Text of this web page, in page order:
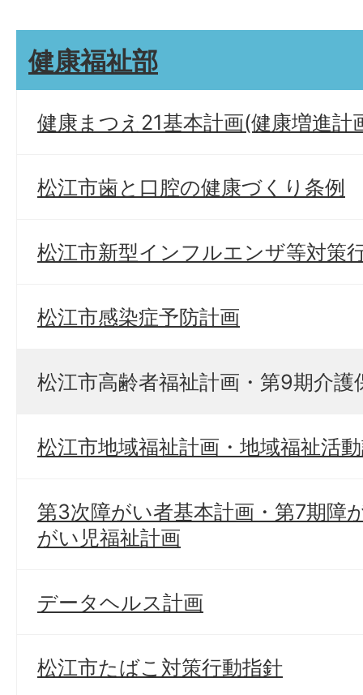
健康福祉部
健康まつえ21基本計画(健康増進計
松江市歯と口腔の健康づくり条例
松江市新型インフルエンザ等対策
松江市感染症予防計画
松江市高齢者福祉計画・第9期介護
松江市地域福祉計画・地域福祉活
第3次障がい者基本計画・第7期障
がい児福祉計画
データヘルス計画
松江市たばこ対策行動指針